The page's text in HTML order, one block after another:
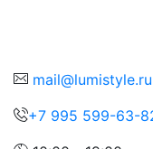
mail@lumistyle.ru
+7 995 599-63-